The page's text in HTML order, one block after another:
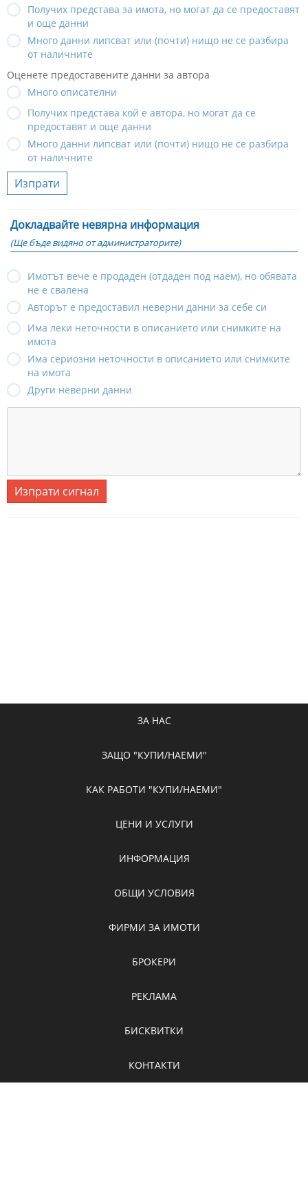
Получих представа за имота, но могат да се предоставят
и още данни
Много данни липсват или (почти) нищо не се разбира
от наличните
Оценете предоставените данни за автора
Много описателни
Получих представа кой е автора, но могат да се
предоставят и още данни
Много данни липсват или (почти) нищо не се разбира
от наличните
Изпрати
Докладвайте невярна информация
(Ще бъде видяно от администраторите)
Имотът вече е продаден (отдаден под наем), но обявата
не е свалена
Авторът е предоставил неверни данни за себе си
Има леки неточности в описанието или снимките на
имота
Има сериозни неточности в описанието или снимките
на имота
Други неверни данни
Изпрати сигнал
ЗА НАС
ЗАЩО "КУПИ/НАЕМИ"
КАК РАБОТИ "КУПИ/НАЕМИ"
ЦЕНИ И УСЛУГИ
ИНФОРМАЦИЯ
ОБЩИ УСЛОВИЯ
ФИРМИ ЗА ИМОТИ
БРОКЕРИ
РЕКЛАМА
БИСКВИТКИ
КОНТАКТИ